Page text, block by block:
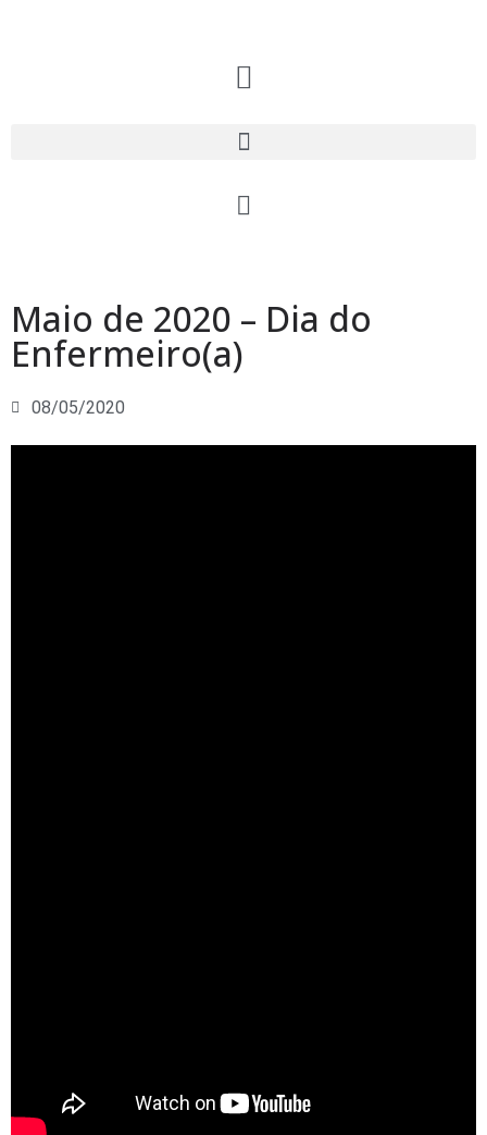
Maio de 2020 – Dia do
Enfermeiro(a)
08/05/2020